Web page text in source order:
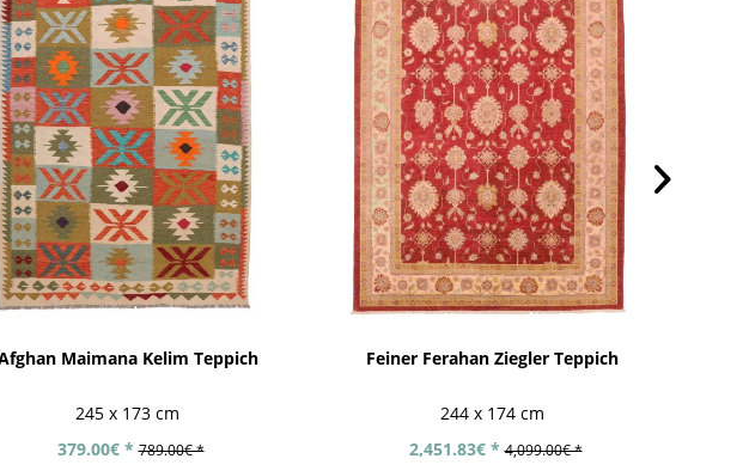
Maimana Kelim Teppich
245 x 173 cm
379.00€ * 789.00€ *
Feiner Ferahan Ziegler Teppich
244 x 174 cm
2,451.83€ * 4,099.00€ *